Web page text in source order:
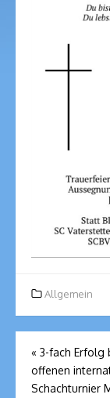
Allgemein
« 3-fach Erfolg
offenen
Schachturnier